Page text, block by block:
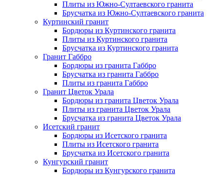
Плиты из Южно-Султаевского гранита
Брусчатка из Южно-Султаевского гранита
Куртинский гранит
Бордюры из Куртинского гранита
Плиты из Куртинского гранита
Брусчатка из Куртинского гранита
Гранит Габбро
Бордюры из гранита Габбро
Брусчатка из гранита Габбро
Плиты из гранита Габбро
Гранит Цветок Урала
Бордюры из гранита Цветок Урала
Плиты из гранита Цветок Урала
Брусчатка из гранита Цветок Урала
Исетский гранит
Бордюры из Исетского гранита
Плиты из Исетского гранита
Брусчатка из Исетского гранита
Кунгурский гранит
Бордюры из Кунгурского гранита